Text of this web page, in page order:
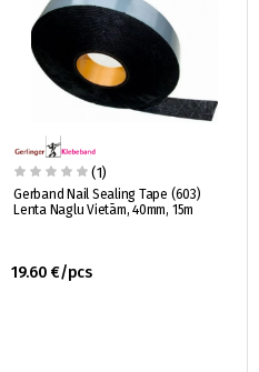
(1)
Gerband Nail Sealing Tape (603)
Lenta Naglu Vietām, 40mm, 15m
19.60 €/pcs